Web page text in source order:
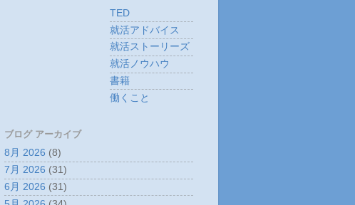
TED
就活アドバイス
就活ストーリーズ
就活ノウハウ
書籍
働くこと
ブログ アーカイブ
8月 2026 (8)
7月 2026 (31)
6月 2026 (31)